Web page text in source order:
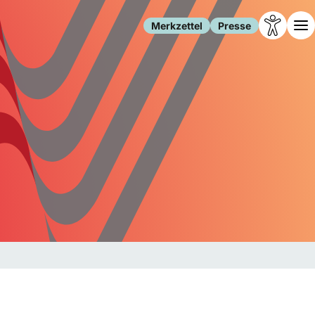
Merkzettel Presse
Leben
Familie
Freizeit
Gesundheit
Internet
Gesellschaft
Forschung
Migration
Polizei